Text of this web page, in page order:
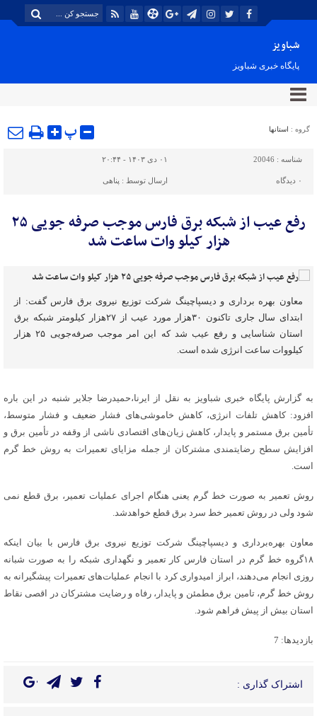
شباویز
پایگاه خبری شباویز
گروه : استانها پ
شناسه : 20046 ۰۱ دی ۱۴۰۳ - ۲۰:۴۴
۰ دیدگاه ارسال توسط : پناهی
رفع عیب از شبکه برق فارس موجب صرفه جویی ۲۵
هزار کیلو وات ساعت شد
معاون بهره برداری و دیسپاچینگ شرکت توزیع نیروی برق فارس گفت: از
ابتدای سال جاری تاکنون ۳۰هزار مورد عیب از ۲۷‌هزار کیلومتر شبکه برق
استان شناسایی و رفع عیب شد که این امر موجب صرفه‌جویی ۲۵ هزار
کیلووات ساعت انرژی شده است.
به گزارش پایگاه خبری شباویز به نقل از ایرنا،حمیدرضا جلایر شنبه در این باره
افزود: کاهش تلفات انرژی، کاهش خاموشی‌های فشار ضعیف و فشار متوسط،
تأمین برق مستمر و پایدار، کاهش زیان‌های اقتصادی ناشی از وقفه در تأمین برق و
افزایش سطح رضایتمندی مشترکان از جمله مزایای تعمیرات به روش خط گرم
است.
روش تعمیر به صورت خط گرم یعنی هنگام اجرای عملیات تعمیر، برق قطع نمی
شود ولی در روش تعمیر خط سرد برق قطع خواهدشد.
معاون بهره‌برداری و دیسپاچینگ شرکت توزیع نیروی برق فارس با بیان اینکه
۱۸گروه خط گرم در استان فارس کار تعمیر و نگهداری شبکه را به صورت شبانه
روزی انجام می‌دهند، ابراز امیدواری کرد با انجام عملیات‌های تعمیرات پیشگیرانه به
روش خط گرم، تامین برق مطمئن و پایدار، رفاه و رضایت مشترکان در اقصی نقاط
استان بیش از پیش فراهم شود.
بازدیدها: 7
اشتراک گذاری :